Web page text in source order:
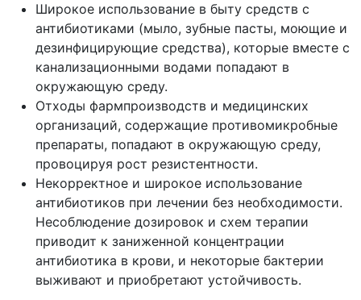
Широкое использование в быту средств с
антибиотиками (мыло, зубные пасты, моющие и
дезинфицирующие средства), которые вместе с
канализационными водами попадают в
окружающую среду.
Отходы фармпроизводств и медицинских
организаций, содержащие противомикробные
препараты, попадают в окружающую среду,
провоцируя рост резистентности.
Некорректное и широкое использование
антибиотиков при лечении без необходимости.
Несоблюдение дозировок и схем терапии
приводит к заниженной концентрации
антибиотика в крови, и некоторые бактерии
выживают и приобретают устойчивость.